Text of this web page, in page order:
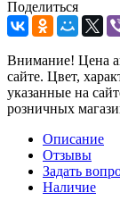
Поделиться
Внимание! Цена
сайте. Цвет,
указанные на
розничных
Описание
Отзывы
Задать
Наличие